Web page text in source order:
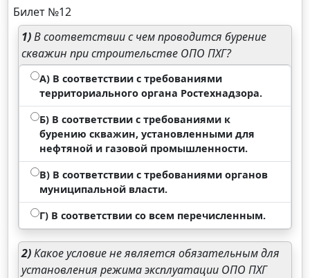
Билет №12
1)В соответствии с чем проводится бурение
скважин при строительстве ОПО ПХГ?
А) В соответствии с требованиями
территориального органа Ростехнадзора.
Б) В соответствии с требованиями к
бурению скважин, установленными для
нефтяной и газовой промышленности.
В) В соответствии с требованиями органов
муниципальной власти.
Г) В соответствии со всем перечисленным.
2)Какое условие не является обязательным для
установления режима эксплуатации ОПО ПХГ